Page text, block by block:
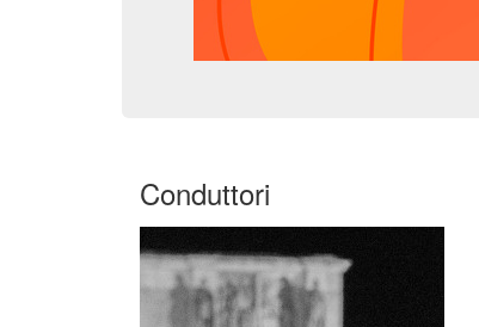
Conduttori